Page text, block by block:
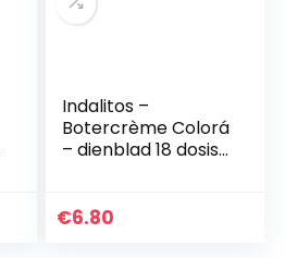
Indalitos –
Botercrème Colorá
– dienblad 18 dosis,
€6.80